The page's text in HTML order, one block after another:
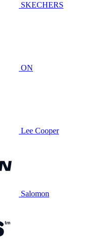
SKECHERS
ON
Lee Cooper
Salomon